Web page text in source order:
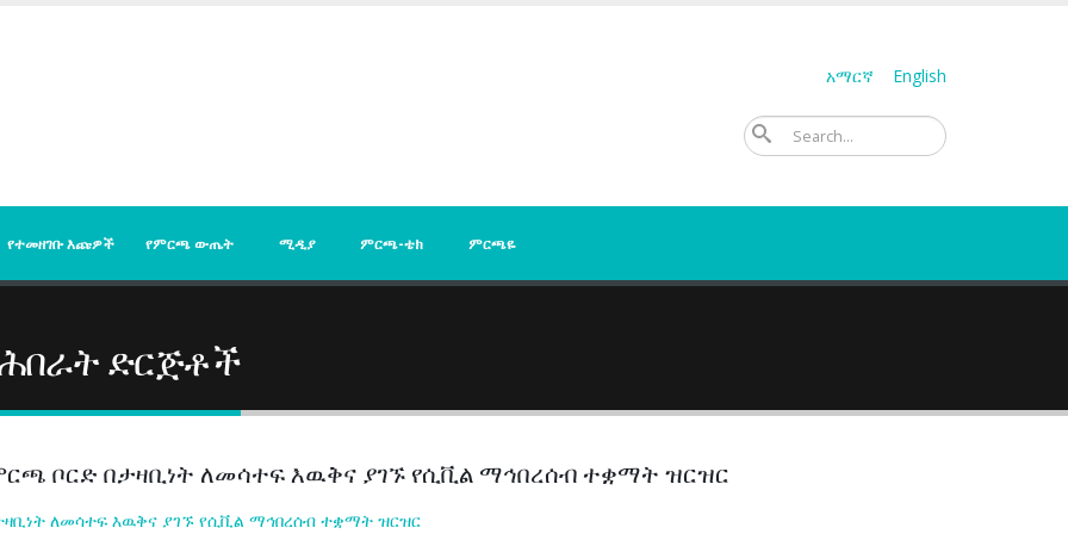
አማርኛ English
የተመዘገቡ እጩዎች የምርጫ ውጤት ሚዲያ ምርጫ-ቴክ ምርጫዬ
ድርጅቶች
ቦርድ በታዛቢነት ለመሳተፍ እዉቅና ያገኙ የሲቪል ማኅበረሰብ ተቋማት ዝርዝር
ለመሳተፍ እዉቅና ያገኙ የሲቪል ማኅበረሰብ ተቋማት ዝርዝር